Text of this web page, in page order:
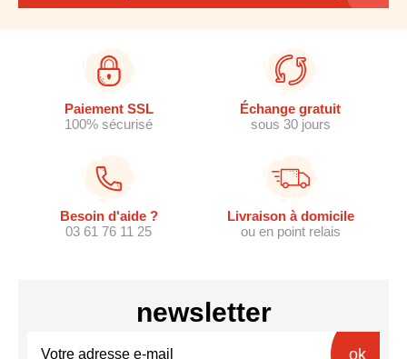
Paiement SSL
100% sécurisé
Échange gratuit
sous 30 jours
Besoin d'aide ?
03 61 76 11 25
Livraison à domicile
ou en point relais
newsletter
ok